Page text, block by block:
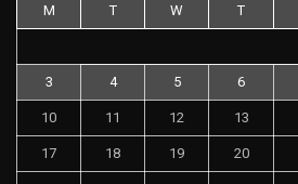
M T W T
3 4 5 6
10 11 12 13
17 18 19 20